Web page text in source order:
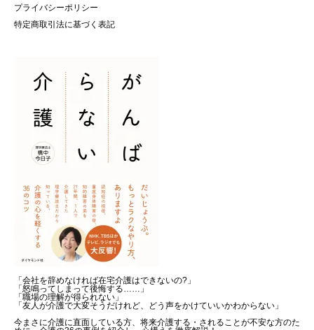
プライバシーポリシー
特定商取引法に基づく表記
「会社を辞めなければ在宅介護はできないの?」
「怒鳴ってしまって後悔する……」
「職場の理解が得られない」
「友人が介護で大変そうだけれど、どう声をかけていいかわからない」
今まさに介護に直面している方、将来介護する・されることが不安な方のた